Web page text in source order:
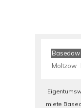
Basedow
Moltzow
miete